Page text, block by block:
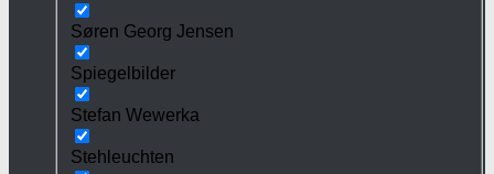
Søren Georg Jensen
Spiegelbilder
Stefan Wewerka
Stehleuchten